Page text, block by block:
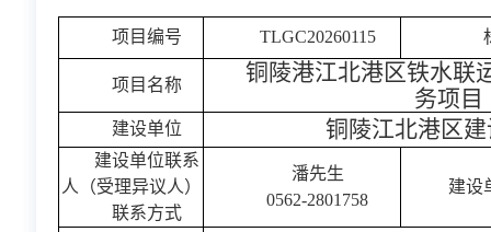
项目编号 TLGC20260115
项目名称
铜陵港江北港区铁水联
务项目
建设单位 铜陵江北港区
建设单位联系
人（受理异议人）
联系方式
潘先生
0562-2801758
建设